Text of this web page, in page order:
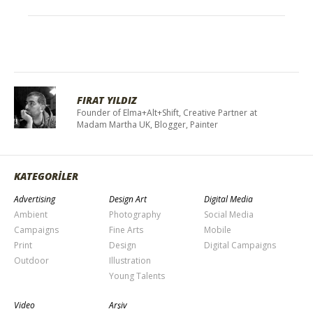
FIRAT YILDIZ
Founder of Elma+Alt+Shift, Creative Partner at
Madam Martha UK, Blogger, Painter
KATEGORİLER
Advertising
Ambient
Campaigns
Print
Outdoor
Design Art
Photography
Fine Arts
Design
Illustration
Young Talents
Digital Media
Social Media
Mobile
Digital Campaigns
Video
Arşiv